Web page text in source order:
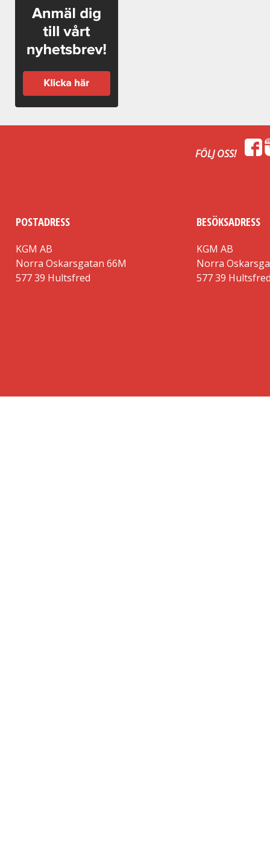
FÖLJ OSS!
POSTADRESS
KGM AB
Norra Oskarsgatan 66M
577 39 Hultsfred
BESÖKSADRESS
KGM AB
Norra
577 39